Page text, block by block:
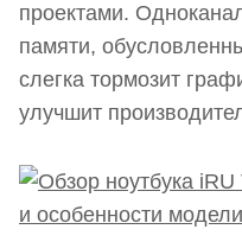
проектами.
памяти,
слегка тормозит
улучшит